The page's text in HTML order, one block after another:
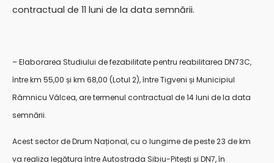
contractual de 11 luni de la data semnării.
– Elaborarea Studiului de fezabilitate pentru reabilitarea DN73C,
între km 55,00 și km 68,00 (Lotul 2), între Tigveni și Municipiul
Râmnicu Vâlcea, are termenul contractual de 14 luni de la data
semnării.
Acest sector de Drum Național, cu o lungime de peste 23 de km
va realiza legătura între Autostrada Sibiu-Pitești și DN7, în